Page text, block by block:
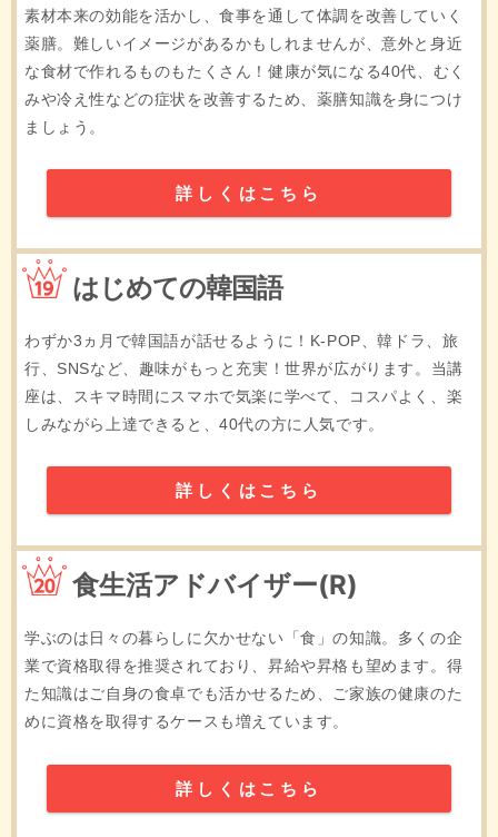
素材本来の効能を活かし、食事を通して体調を改善していく
薬膳。難しいイメージがあるかもしれませんが、意外と身近
な食材で作れるものもたくさん！健康が気になる40代、むく
みや冷え性などの症状を改善するため、薬膳知識を身につけ
ましょう。
詳しくはこちら
はじめての韓国語
わずか3ヵ月で韓国語が話せるように！K-POP、韓ドラ、旅
行、SNSなど、趣味がもっと充実！世界が広がります。当講
座は、スキマ時間にスマホで気楽に学べて、コスパよく、楽
しみながら上達できると、40代の方に人気です。
詳しくはこちら
食生活アドバイザー(R)
学ぶのは日々の暮らしに欠かせない「食」の知識。多くの企
業で資格取得を推奨されており、昇給や昇格も望めます。得
た知識はご自身の食卓でも活かせるため、ご家族の健康のた
めに資格を取得するケースも増えています。
詳しくはこちら